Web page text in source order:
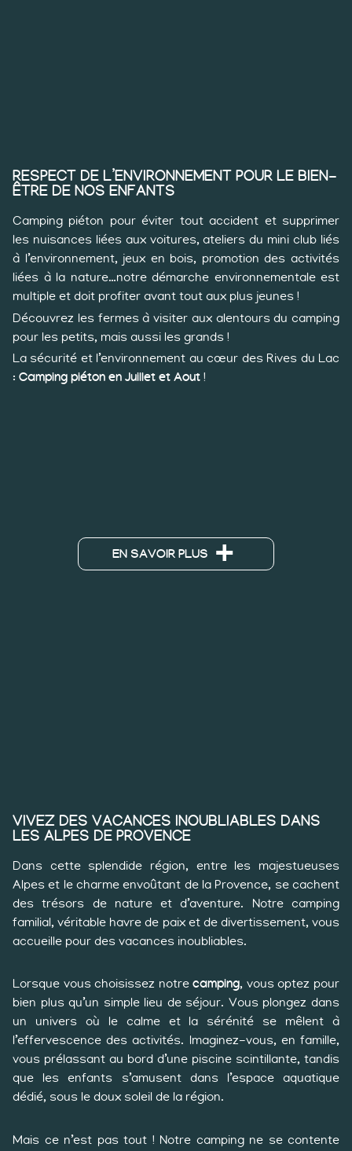
RESPECT DE L’ENVIRONNEMENT POUR LE BIEN-
ÊTRE DE NOS ENFANTS
Camping piéton pour éviter tout accident et supprimer
les nuisances liées aux voitures, ateliers du mini club liés
à l’environnement, jeux en bois, promotion des activités
liées à la nature…notre démarche environnementale est
multiple et doit profiter avant tout aux plus jeunes !
Découvrez les fermes à visiter aux alentours du camping
pour les petits, mais aussi les grands !
La sécurité et l’environnement au cœur des Rives du Lac
: Camping piéton en Juillet et Aout !
VIVEZ DES VACANCES INOUBLIABLES DANS
LES ALPES DE PROVENCE
Dans cette splendide région, entre les majestueuses
Alpes et le charme envoûtant de la Provence, se cachent
des trésors de nature et d’aventure. Notre camping
familial, véritable havre de paix et de divertissement, vous
accueille pour des vacances inoubliables.
Lorsque vous choisissez notrecamping, vous optez pour
bien plus qu’un simple lieu de séjour. Vous plongez dans
un univers où le calme et la sérénité se mêlent à
l’effervescence des activités. Imaginez-vous, en famille,
vous prélassant au bord d’une piscine scintillante, tandis
que les enfants s’amusent dans l’espace aquatique
dédié, sous le doux soleil de la région.
Mais ce n’est pas tout ! Notre camping ne se contente